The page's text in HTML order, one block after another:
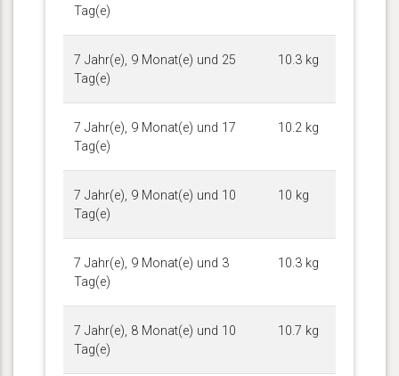
Tag(e)
7 Jahr(e), 9 Monat(e) und 25
Tag(e)
10.3 kg
7 Jahr(e), 9 Monat(e) und 17
Tag(e)
10.2 kg
7 Jahr(e), 9 Monat(e) und 10
Tag(e)
10 kg
7 Jahr(e), 9 Monat(e) und 3
Tag(e)
10.3 kg
7 Jahr(e), 8 Monat(e) und 10
Tag(e)
10.7 kg